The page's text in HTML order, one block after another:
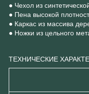
● Чехол из
● Пена высокой
● Каркас из массива
● Ножки из цельного
ТЕХНИЧЕСКИЕ